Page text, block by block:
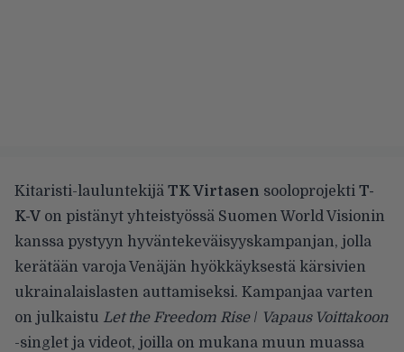
Kitaristi-lauluntekijä TK Virtasen sooloprojekti T-
K-V on pistänyt yhteistyössä Suomen World Visionin
kanssa pystyyn hyväntekeväisyyskampanjan, jolla
kerätään varoja Venäjän hyökkäyksestä kärsivien
ukrainalaislasten auttamiseksi. Kampanjaa varten
on julkaistu Let the Freedom Rise/ Vapaus Voittakoon
-singlet ja videot, joilla on mukana muun muassa